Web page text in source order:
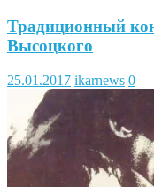
Традиционный
Высоцкого
25.01.2017 ikarnews 0